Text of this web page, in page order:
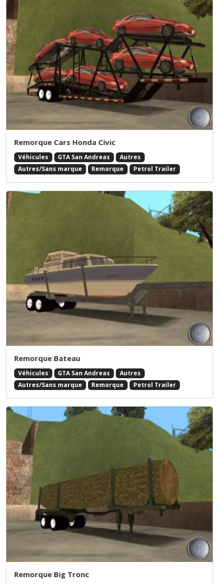
Remorque Cars Honda Civic
Véhicules GTA San Andreas
Autres
Autres/Sans marque
Remorque Petrol Trailer
Remorque Bateau
Véhicules GTA San Andreas
Autres
Autres/Sans marque
Remorque Petrol Trailer
Remorque Big Tronc